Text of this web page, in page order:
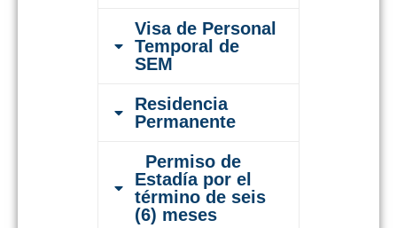
Visa de Personal
Temporal de
SEM
Residencia
Permanente
Permiso de
Estadía por el
término de seis
(6) meses